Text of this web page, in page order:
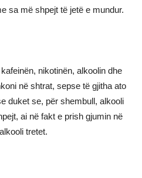
sa më shpejt të jetë e mundur.
nikotinën, alkoolin dhe
në shtrat, sepse të gjitha ato
duket se, për shembull, alkooli
ai në fakt e prish gjumin në
tretet.